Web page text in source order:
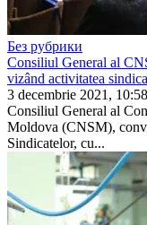
Без рубрики
Consiliul General al
vizând activitatea
3 decembrie 2021, 10:58
Consiliul General al
Moldova (CNSM),
Sindicatelor, cu...